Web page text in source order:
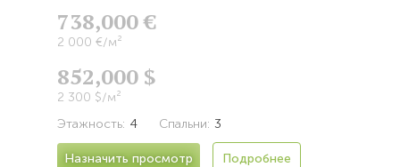
738,000 €
2 000 €/м²
852,000 $
2 300 $/м²
Этажность: 4 Спальни: 3
Назначить просмотр Подробнее